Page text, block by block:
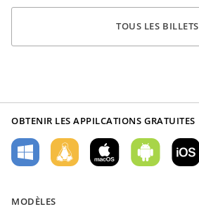
TOUS LES BILLETS
OBTENIR LES APPILCATIONS GRATUITES
MODÈLES